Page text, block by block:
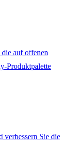
die auf offenen
Produktpalette
verbessern Sie die